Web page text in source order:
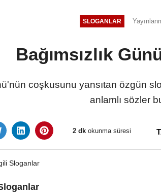
SLOGANLAR
Bağımsızlık
coşkusunu yansıtan özgün
anlamlı sözler
2 dk okunma süresi